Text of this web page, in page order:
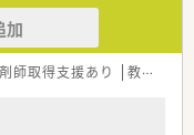
加
師取得支援あり 教育制度あり